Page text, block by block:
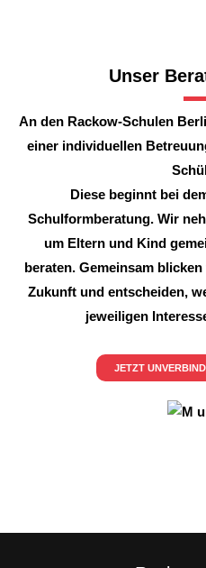
Unser
An den Rackow-Schulen
einer individuellen
Diese beginnt bei
Schulformberatung. Wir
um Eltern und Kind
beraten. Gemeinsam
Zukunft und entscheiden,
jeweiligen
JETZT